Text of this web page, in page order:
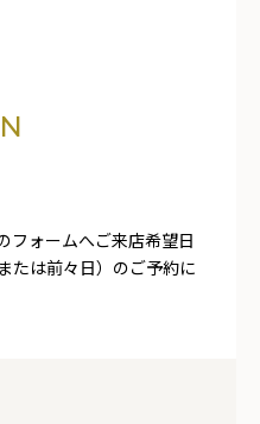
フォームへご来店希望日
たは前々日）のご予約に